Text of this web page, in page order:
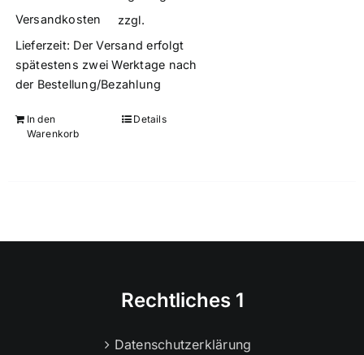
zzgl.
Versandkosten
Lieferzeit: Der Versand erfolgt
spätestens zwei Werktage nach
der Bestellung/Bezahlung
In den
Warenkorb
Details
Rechtliches 1
Datenschutzerklärung